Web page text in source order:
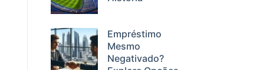
Empréstimo
Mesmo
Negativado?